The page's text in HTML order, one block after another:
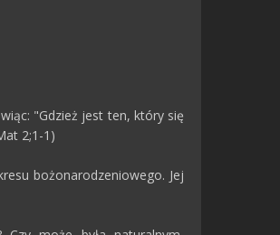
"Gdzież jest ten, który się
2;1-1)
bożonarodzeniowego. Jej